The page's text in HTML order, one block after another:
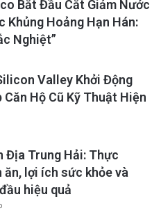
Bắt Đầu Cắt Giảm Nước
Khủng Hoảng Hạn Hán:
Nghiệt”
Valley Khởi Động
Căn Hộ Cũ Kỹ Thuật Hiện
Địa Trung Hải: Thực
ăn, lợi ích sức khỏe và
hiệu quả